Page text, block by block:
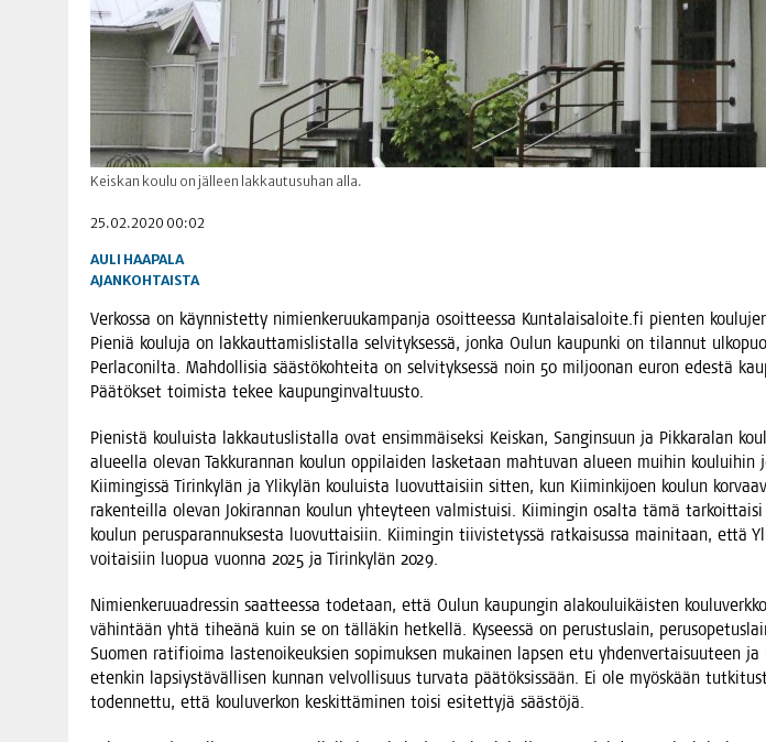
Keiskan koulu on jälleen lakkautusuhan alla.
25.02.2020 00:02
AULI HAAPALA
AJANKOHTAISTA
Ver­kos­sa on käyn­nis­tet­ty nimien­ke­ruu­kam­pan­ja osoit­tees­sa Kuntalaisaloite.fi pien­ten
Pie­niä kou­lu­ja on lak­kaut­ta­mis­lis­tal­la sel­vi­tyk­ses­sä, jon­ka Oulun kau­pun­ki on tilan­nut
Per­laco­nil­ta. Mah­dol­li­sia sääs­tö­koh­tei­ta on sel­vi­tyk­ses­sä noin 50 mil­joo­nan euron edes­tä
Pää­tök­set toi­mis­ta tekee kaupunginvaltuusto.
Pie­nis­tä kou­luis­ta lak­kau­tus­lis­tal­la ovat ensim­mäi­sek­si Keis­kan, San­gin­suun ja Pik­ka­ra­lan
alu­eel­la ole­van Tak­ku­ran­nan kou­lun oppi­lai­den las­ke­taan mah­tu­van alu­een mui­hin kou­lui­hin
Kii­min­gis­sä Tirin­ky­län ja Yli­ky­län kou­luis­ta luo­vut­tai­siin sit­ten, kun Kii­min­ki­joen kou­lun
raken­teil­la ole­van Joki­ran­nan kou­lun yhtey­teen val­mis­tui­si. Kii­min­gin osal­ta tämä
kou­lun perus­pa­ran­nuk­ses­ta luo­vut­tai­siin. Kii­min­gin tii­vis­te­tys­sä rat­kai­sus­sa mai­ni­taan, että
voi­tai­siin luo­pua vuon­na 2025 ja Tirin­ky­län 2029.
Nimien­ke­ruu­adres­sin saat­tees­sa tode­taan, että Oulun kau­pun­gin ala­kou­lui­käis­ten
vähin­tään yhtä tiheä­nä kuin se on täl­lä­kin het­kel­lä. Kysees­sä on perus­tus­lain,
Suo­men rati­fioi­ma las­te­noi­keuk­sien sopi­muk­sen mukai­nen lap­sen etu yhden­ver­tai­suu­teen ja
eten­kin lap­siys­tä­väl­li­sen kun­nan vel­vol­li­suus tur­va­ta pää­tök­sis­sään. Ei ole myös­kään
toden­net­tu, että kou­lu­ver­kon kes­kit­tä­mi­nen toi­si esi­tet­ty­jä säästöjä.